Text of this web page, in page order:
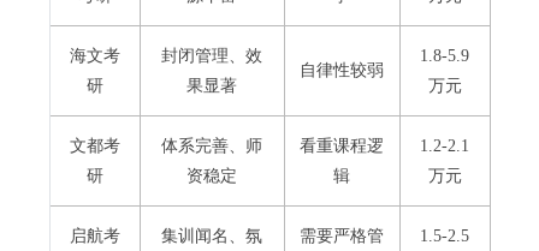
海文考
研
封闭管理、效
果显著
自律性较弱
1.8-5.9
万元
文都考
研
体系完善、师
资稳定
看重课程逻
辑
1.2-2.1
万元
启航考 集训闻名、氛 需要严格管 1.5-2.5